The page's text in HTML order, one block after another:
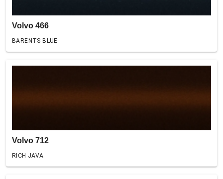
Volvo 466
BARENTS BLUE
Volvo 712
RICH JAVA